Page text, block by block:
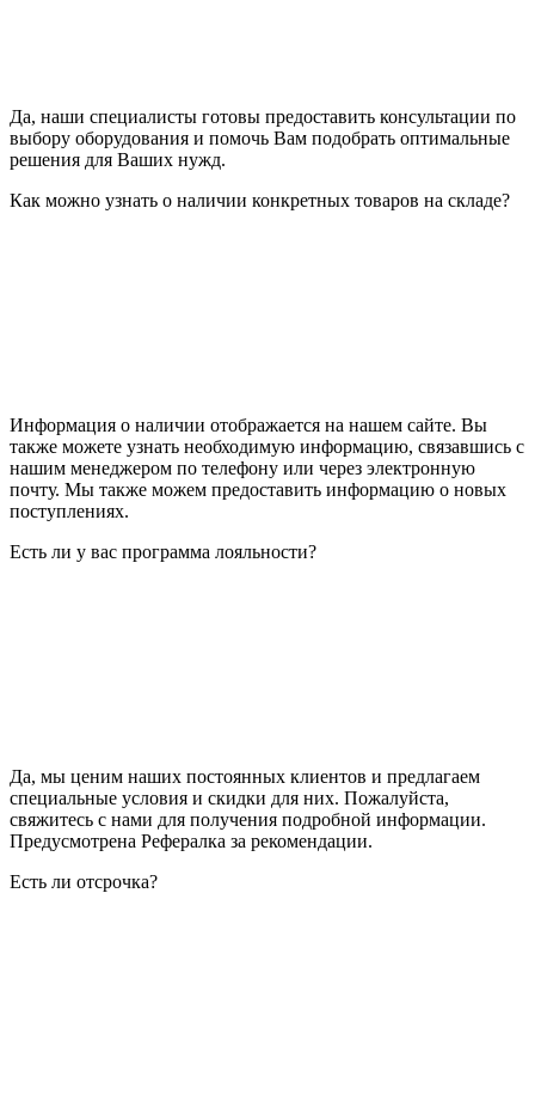
Да, наши специалисты готовы предоставить консультации по
выбору оборудования и помочь Вам подобрать оптимальные
решения для Ваших нужд.
Как можно узнать о наличии конкретных товаров на складе?
Информация о наличии отображается на нашем сайте. Вы
также можете узнать необходимую информацию, связавшись с
нашим менеджером по телефону или через электронную
почту. Мы также можем предоставить информацию о новых
поступлениях.
Есть ли у вас программа лояльности?
Да, мы ценим наших постоянных клиентов и предлагаем
специальные условия и скидки для них. Пожалуйста,
свяжитесь с нами для получения подробной информации.
Предусмотрена Рефералка за рекомендации.
Есть ли отсрочка?